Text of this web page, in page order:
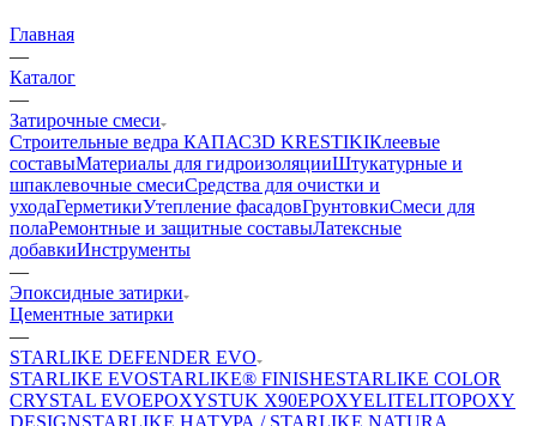
Главная
—
Каталог
—
Затирочные смеси
Строительные ведра КАПАС3D KRESTIKIКлеевые
составыМатериалы для гидроизоляцииШтукатурные и
шпаклевочные смесиСредства для очистки и
уходаГерметикиУтепление фасадовГрунтовкиСмеси для
полаРемонтные и защитные составыЛатексные
добавкиИнструменты
—
Эпоксидные затирки
Цементные затирки
—
STARLIKE DEFENDER EVO
STARLIKE EVOSTARLIKE® FINISHESTARLIKE COLOR
CRYSTAL EVOEPOXYSTUK X90EPOXYELITELITOPOXY
DESIGNSTARLIKE НАТУРА / STARLIKE NATURA